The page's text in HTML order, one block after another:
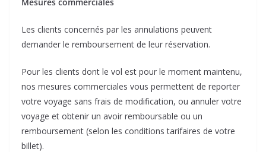
Les clients concernés par les annulations peuvent
demander le remboursement de leur réservation.
Pour les clients dont le vol est pour le moment maintenu,
nos mesures commerciales vous permettent de reporter
votre voyage sans frais de modification, ou annuler votre
voyage et obtenir un avoir remboursable ou un
remboursement (selon les conditions tarifaires de votre
billet).